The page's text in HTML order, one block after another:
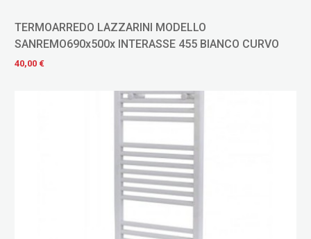
TERMOARREDO LAZZARINI MODELLO
SANREMO690x500x INTERASSE 455 BIANCO CURVO
40,00 €